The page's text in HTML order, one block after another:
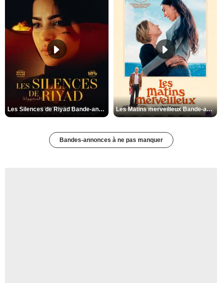
Les Silences de Riyad Bande-annonce VO STFR Les Matins merveilleux Bande-annonce VF
Bandes-annonces à ne pas manquer